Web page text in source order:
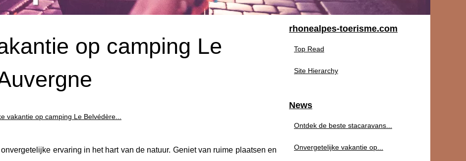
op camping Le
vakantie op camping Le Belvédère...
ervaring in het hart van de natuur. Geniet van ruime plaatsen en
rhonealpes-toerisme.com
Top Read
Site Hierarchy
News
Ontdek de beste stacaravans...
Onvergetelijke vakantie op...